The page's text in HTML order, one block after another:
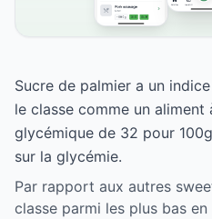
Sucre de palmier a un
le classe comme un aliment
glycémique de 32 pour
sur la glycémie.
Par rapport aux autres
classe parmi les plus bas